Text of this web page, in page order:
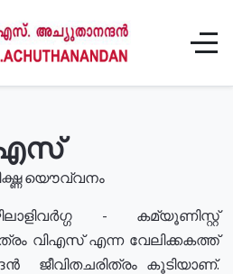
യൌവ്വനം
- കമ്യൂണിസ്റ്റ്
വിഎസ് എന്ന വേലിക്കകത്ത്
ജീവിതചരിത്രം കൂടിയാണ്.